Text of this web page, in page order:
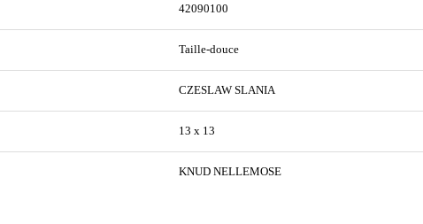
42090100
Taille-douce
CZESLAW SLANIA
13 x 13
KNUD NELLEMOSE